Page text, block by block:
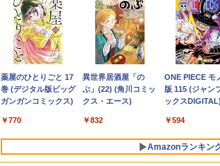
【★最大100%ポイン
ト】【新生活応援・
2026】【Office 2019
H&B】富士通
MU937/Celeron 3865U/
メモ
リ:4GB/8GB/SSD:128GB/256GB/512GB/1TB/13.3
型/フル
HD/wifi/HDMI/USB3.0/
￥9,999
LTE対応 中古美品 / タ
ッチ 10.5インチ
Microsoft Surface
GO2 Model.1927 フル
HD対応WUXGA/ 第8世
代CoreM3-8100Y/
8GB/ 爆速NVMe
128GB-SSD/ カメラ/
Wi-Fi6/ Office付き
古ノートパソコン 中古
パソコン 中古PC タブ
￥20,990
【期間限定P15
10%OFFクーポ
【3年保証】東芝
TOSHIBA
DYNABOOK
SSD256GB メ
8GB Core i5
Windows 11
料無料 中古ノ
コン 中古パソ
￥27,500
中古パソコン | Dell |
OptiPlex 3070 SFF |
Windows11 | デスクト
ップ | 一年保証 | 第9世
代 | Core i5 9500
3.0(〜最大4.4)GHz |
MEM:8GB |
SSD:512GB(新品) |
DVDマルチ | 無線LAN:
￥34,980
【エントリーでポイン
ト100％還元チャンス】
GMKtec G10 ミニ
PC【AMD Ryzen 5
3500U DDR4 16GB
512GB/256GB/1T
SSD】4C/8T 3.7GHz
64GB 16T拡張
Windows11 Pro 8K/4K
WiFi5 Bluetooth5.0
Nucbox みにpc Ryzen
￥61,999
HP ProOne 600
AIO 21.5インチ
代 Core i5 メモ
16GB Nvme
Webカメラ
C Windows11
中古パソコン
￥48,800
引き出し付きモニター
台(NM01 ミドルブラウ
ン) 【玄関先迄納品】
ニトリ
￥2,990
【超特価】厳選大手メ
ーカー 液晶モニター シ
ークレット 22-23型ワ
イド フル
HD（1920x1080）
HDMI指定可 ノングレ
ア EIZO IIYAMA 三菱
富士通 NEC IO-DATA
Dell HP PHILIPS等 液
￥4,480
Yoothi 互換品
15.6インチ
EB3
NT156WHM-
NT156WHM-
NT156WHM-N44
BOE076E 対応
NTSC 60Hz
LED LCD 液晶
プレイ 修理交
￥10,000
MAZZEL 1st
photobook with
ZEAL [ MAZZEL ]
￥4,950
信じていた仲間達にダ
ンジョン奥地で殺され
かけたがギフト『無限
ガチャ』でレベル9999
の仲間達を手に入れて
元パーティーメンバー
と世界に復讐＆『ざま
ぁ！』します！【電子
書籍】
￥792
【漫画全巻セッ
【中古】
ルト） ＜1〜72
＞ 岸本斉史
￥20,750
Anker Soundcore
P40i オフホワイト
Anker Soundcore
P31i ブラック
￥5,990
Anker
Liberty 5 ミッ
トブラック
￥14,990
BRUCE WAYNE feat.
Flo Milli, ATL Jacob
[Explicit]
￥250
BRUCE WAYNE feat.
Flo Milli, ATL Jacob
[Explicit]
￥250
On My Road
(Stadium ver.)
￥250
by Amazon 天然水
ラベルレス 500ml
×24本 富士山の天然
ミネラルウォーター
ペットボトル 静岡県
(Smart Basic)
￥1,380
【Amazon.co.jp限
定】 い・ろ・は・す
2L PET ラベルレス
￥1,112
by Amazon 天
ラベルレス
￥1,117
薬屋のひとりごと 17
巻 (デジタル版ビッグ
ガンガンコミックス)
￥770
異世界居酒屋「の
ぶ」(22) (角川コミッ
クス・エース)
￥832
ONE PIECE モ
版 115 (ジャン
ックスDIGITAL)
￥594
Amazonランキン